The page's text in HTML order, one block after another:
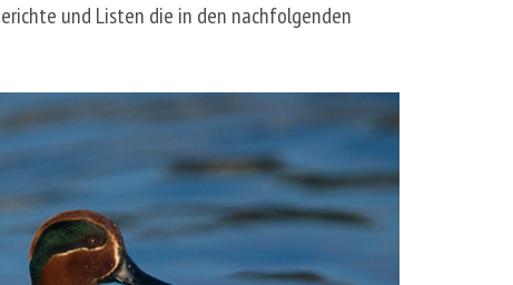
und Listen die in den nachfolgenden